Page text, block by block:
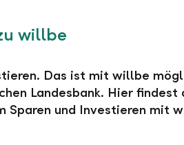
willbe
Das ist mit willbe
Landesbank. Hier findest
Sparen und Investieren mit